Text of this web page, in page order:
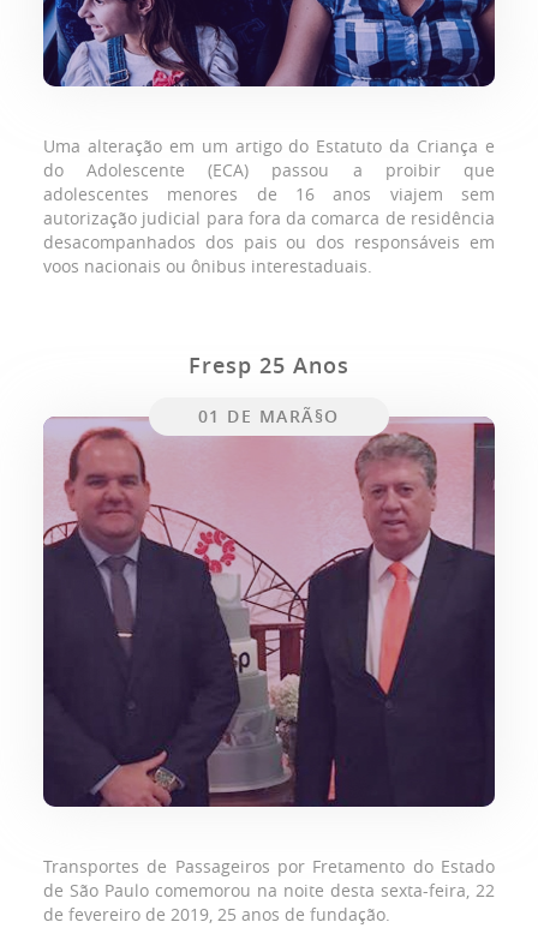
Uma alteração em um artigo do Estatuto da Criança e
do Adolescente (ECA) passou a proibir que
adolescentes menores de 16 anos viajem sem
autorização judicial para fora da comarca de residência
desacompanhados dos pais ou dos responsáveis em
voos nacionais ou ônibus interestaduais.
Fresp 25 Anos
01 DE MARÃ§O
Transportes de Passageiros por Fretamento do Estado
de São Paulo comemorou na noite desta sexta-feira, 22
de fevereiro de 2019, 25 anos de fundação.